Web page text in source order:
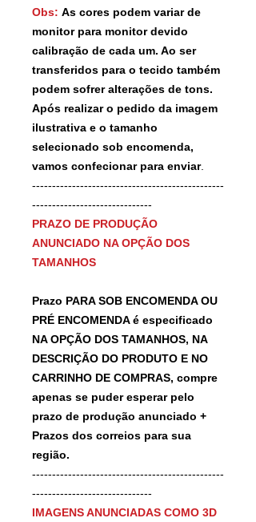
Obs: As cores podem variar de
monitor para monitor devido
calibração de cada um. Ao ser
transferidos para o tecido também
podem sofrer alterações de tons.
Após realizar o pedido da imagem
ilustrativa e o tamanho
selecionado sob encomenda,
vamos confecionar para enviar.
------------------------------------------------
------------------------------
PRAZO DE PRODUÇÃO
ANUNCIADO NA OPÇÃO DOS
TAMANHOS
Prazo PARA SOB ENCOMENDA OU
PRÉ ENCOMENDA é especificado
NA OPÇÃO DOS TAMANHOS, NA
DESCRIÇÃO DO PRODUTO E NO
CARRINHO DE COMPRAS, compre
apenas se puder esperar pelo
prazo de produção anunciado +
Prazos dos correios para sua
região.
------------------------------------------------
------------------------------
IMAGENS ANUNCIADAS COMO 3D